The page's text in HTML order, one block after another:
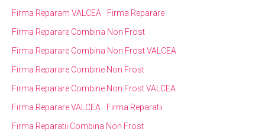
Firma Reparam VALCEA
Firma Reparare
Firma Reparare Combina Non Frost
Firma Reparare Combina Non Frost VALCEA
Firma Reparare Combine Non Frost
Firma Reparare Combine Non Frost VALCEA
Firma Reparare VALCEA
Firma Reparatii
Firma Reparatii Combina Non Frost